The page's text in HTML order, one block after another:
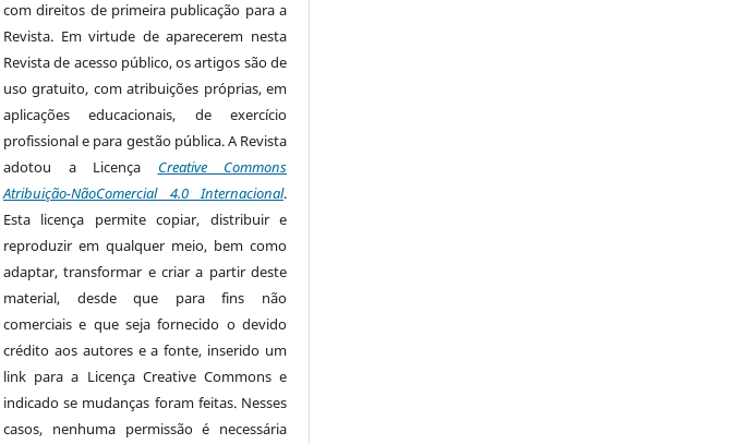
com direitos de primeira publicação para a
Revista. Em virtude de aparecerem nesta
Revista de acesso público, os artigos são de
uso gratuito, com atribuições próprias, em
aplicações educacionais, de exercício
profissional e para gestão pública. A Revista
adotou a Licença Creative Commons
Atribuição-NãoComercial 4.0 Internacional.
Esta licença permite copiar, distribuir e
reproduzir em qualquer meio, bem como
adaptar, transformar e criar a partir deste
material, desde que para fins não
comerciais e que seja fornecido o devido
crédito aos autores e a fonte, inserido um
link para a Licença Creative Commons e
indicado se mudanças foram feitas. Nesses
casos, nenhuma permissão é necessária